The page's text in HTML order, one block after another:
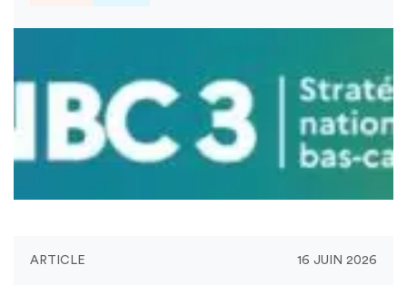
ARTICLE 16 JUIN 2026